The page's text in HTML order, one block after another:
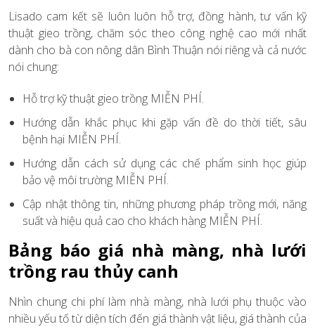
Lisado cam kết sẽ luôn luôn hỗ trợ, đồng hành, tư vấn kỹ
thuật gieo trồng, chăm sóc theo công nghệ cao mới nhất
dành cho bà con nông dân Bình Thuận nói riêng và cả nước
nói chung:
Hỗ trợ kỹ thuật gieo trồng MIỄN PHÍ.
Hướng dẫn khắc phục khi gặp vấn đề do thời tiết, sâu
bệnh hại MIỄN PHÍ.
Hướng dẫn cách sử dụng các chế phẩm sinh học giúp
bảo vệ môi trường MIỄN PHÍ.
Cập nhật thông tin, những phương pháp trồng mới, năng
suất và hiệu quả cao cho khách hàng MIỄN PHÍ.
Bảng báo giá nhà màng, nhà lưới
trồng rau thủy canh
Nhìn chung chi phí làm nhà màng, nhà lưới phụ thuộc vào
nhiều yếu tố từ diện tích đến giá thành vật liệu, giá thành của